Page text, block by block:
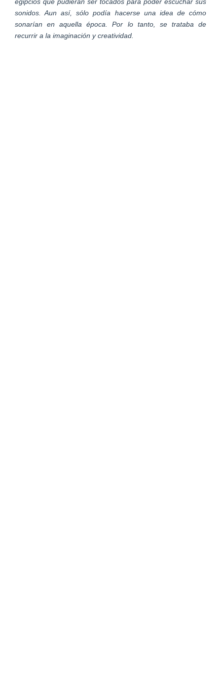
egipcios que pudieran ser tocados para poder escuchar sus
sonidos. Aun así, sólo podía hacerse una idea de cómo
sonarían en aquella época. Por lo tanto, se trataba de
recurrir a la imaginación y creatividad.